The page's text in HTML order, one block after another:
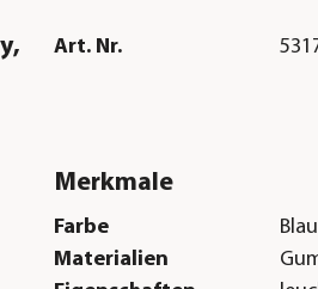
Art. Nr.
Merkmale
Farbe
Blau
Materialien